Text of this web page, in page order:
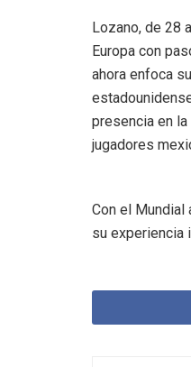
Lozano, de 28
Europa con
ahora enfoca
presencia en
jugadores
Con el Mundial
su experiencia